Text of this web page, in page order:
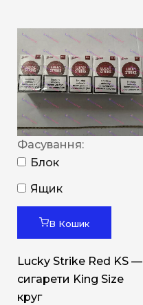
Фасування:
Блок
Ящик
В Кошик
Lucky Strike Red KS —
сигарети King Size
круг